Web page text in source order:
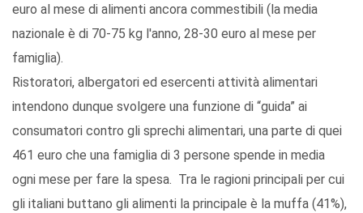
euro al mese di alimenti ancora commestibili (la media
nazionale è di 70-75 kg l'anno, 28-30 euro al mese per
famiglia).
Ristoratori, albergatori ed esercenti attività alimentari
intendono dunque svolgere una funzione di “guida” ai
consumatori contro gli sprechi alimentari, una parte di quei
461 euro che una famiglia di 3 persone spende in media
ogni mese per fare la spesa. Tra le ragioni principali per cui
gli italiani buttano gli alimenti la principale è la muffa (41%),